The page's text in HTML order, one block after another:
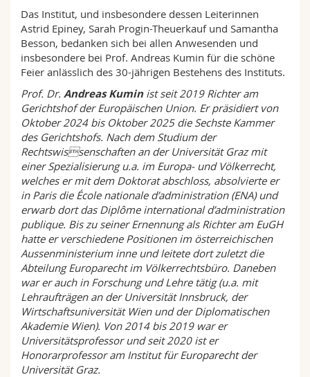
Das Institut, und insbesondere dessen Leiterinnen
Astrid Epiney, Sarah Progin-Theuerkauf und Samantha
Besson, bedanken sich bei allen Anwesenden und
insbesondere bei Prof. Andreas Kumin für die schöne
Feier anlässlich des 30-jährigen Bestehens des Instituts.
Prof. Dr. Andreas Kuminist seit 2019 Richter am
Gerichtshof der Europäischen Union. Er präsidiert von
Oktober 2024 bis Oktober 2025 die Sechste Kammer
des Gerichtshofs. Nach dem Studium der
Rechtswissenschaften an der Universität Graz mit
einer Spezialisierung u.a. im Europa- und Völkerrecht,
welches er mit dem Doktorat abschloss, absolvierte er
in Paris die École nationale d’administration (ENA) und
erwarb dort das Diplôme international d’administration
publique. Bis zu seiner Ernennung als Richter am EuGH
hatte er verschiedene Positionen im österreichischen
Aussenministerium inne und leitete dort zuletzt die
Abteilung Europarecht im Völkerrechtsbüro. Daneben
war er auch in Forschung und Lehre tätig (u.a. mit
Lehraufträgen an der Universität Innsbruck, der
Wirtschaftsuniversität Wien und der Diplomatischen
Akademie Wien). Von 2014 bis 2019 war er
Universitätsprofessor und seit 2020 ist er
Honorarprofessor am Institut für Europarecht der
Universität Graz.